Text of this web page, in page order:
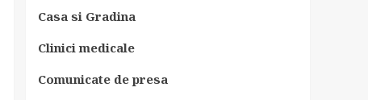
Casa si Gradina
Clinici medicale
Comunicate de presa